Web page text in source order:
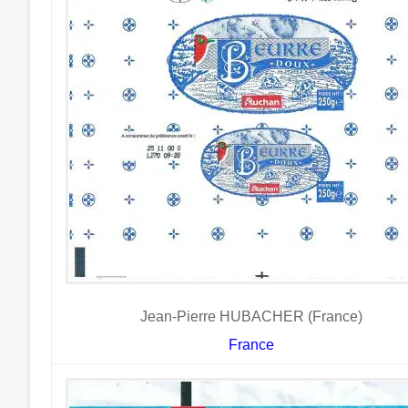
Jean-Pierre HUBACHER (France)
France